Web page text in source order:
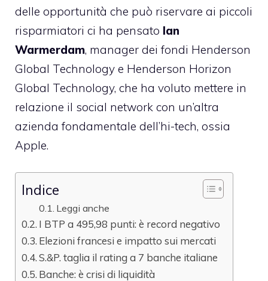
delle opportunità che può riservare ai piccoli
risparmiatori ci ha pensato Ian
Warmerdam, manager dei fondi Henderson
Global Technology e Henderson Horizon
Global Technology, che ha voluto mettere in
relazione il social network con un’altra
azienda fondamentale dell’hi-tech, ossia
Apple.
Indice
Leggi anche
I BTP a 495,98 punti: è record negativo
Elezioni francesi e impatto sui mercati
S.&P. taglia il rating a 7 banche italiane
Banche: è crisi di liquidità